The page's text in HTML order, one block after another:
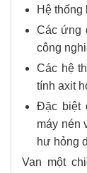
Hệ thống
Các ứng
công
Các hệ
tính axit
Đặc biệt
máy nén
hư hỏng
Van một